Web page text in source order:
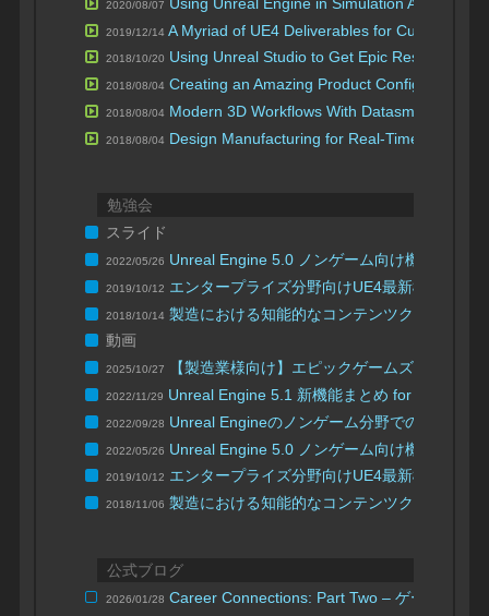
2020/08/07
2019/12/14 A Myriad of UE4 Deliverables for Customer
2018/10/20 Using Unreal Studio to Get Epic Results With
2018/08/04 Creating an Amazing Product Configurator
2018/08/04 Modern 3D Workflows With Datasmith
2018/08/04 Design Manufacturing for Real-Time
勉強会
スライド
2022/05/26 Unreal Engine 5.0 ノンゲーム向け機能紹介
2019/10/12 エンタープライズ分野向けUE4最新機能のご
2018/10/14 製造における知能的なコンテンツクリエーシ
動画
2025/10/27 【製造業様向け】エピックゲームズジャパン
2022/11/29 Unreal Engine 5.1 新機能まとめ for ノンゲー
2022/09/28 Unreal Engineのノンゲーム分野での利用に関
2022/05/26 Unreal Engine 5.0 ノンゲーム向け機能紹介
2019/10/12 エンタープライズ分野向けUE4最新機能のご
2018/11/06 製造における知能的なコンテンツクリエーシ
公式ブログ
2026/01/28 Career Connections: Part Two – ゲーム業界